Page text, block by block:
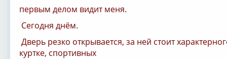
первым делом видит меня.
Сегодня днём.
Дверь резко открывается, за ней стоит
куртке, спортивных